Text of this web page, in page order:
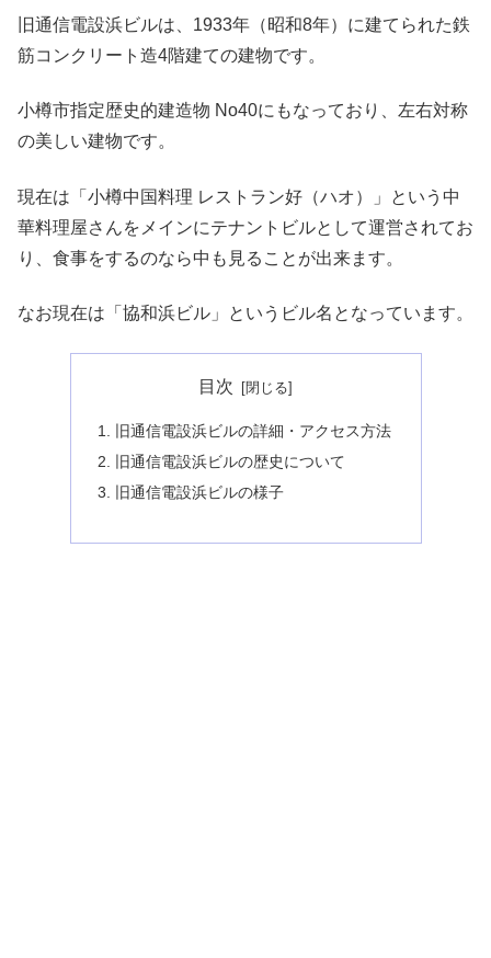
旧通信電設浜ビルは、1933年（昭和8年）に建てられた鉄
筋コンクリート造4階建ての建物です。
小樽市指定歴史的建造物 No40にもなっており、左右対称
の美しい建物です。
現在は「小樽中国料理 レストラン好（ハオ）」という中
華料理屋さんをメインにテナントビルとして運営されてお
り、食事をするのなら中も見ることが出来ます。
なお現在は「協和浜ビル」というビル名となっています。
目次
旧通信電設浜ビルの詳細・アクセス方法
旧通信電設浜ビルの歴史について
旧通信電設浜ビルの様子